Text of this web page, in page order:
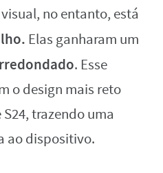
no entanto, está
Elas ganharam um
. Esse
o design mais reto
trazendo uma
ao dispositivo.